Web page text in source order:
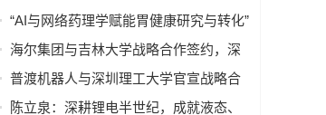
智 x 哈工大共建智能机器人通用技术底
“AI与网络药理学赋能胃健康研究与转化”
学术研讨会在京举行—— 多学科交叉推
海尔集团与吉林大学战略合作签约，深
化产教融合发展新质生产力
普渡机器人与深圳理工大学官宣战略合
作，将共建机器人联合实验室
陈立泉：深耕锂电半世纪，成就液态、